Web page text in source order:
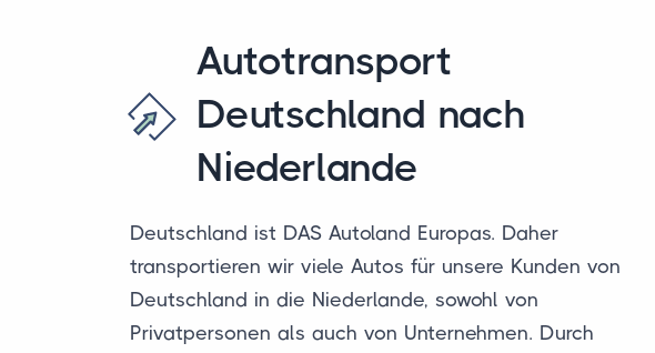
Autotransport
Deutschland nach
Niederlande
Deutschland ist DAS Autoland Europas. Daher
transportieren wir viele Autos für unsere Kunden von
Deutschland in die Niederlande, sowohl von
Privatpersonen als auch von Unternehmen. Durch